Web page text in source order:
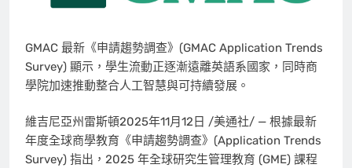
GMAC 最新《申請趨勢調查》(GMAC Application Trends
Survey) 顯示，學生流動正逐漸遠離英語系國家，同時商
學院加速推動整合人工智慧與可持續發展。
維吉尼亞州雷斯頓2025年11月12日 /美通社/ — 根據最新
年度全球商學教育《申請趨勢調查》(Application Trends
Survey) 指出，2025 年全球研究生管理教育 (GME) 課程